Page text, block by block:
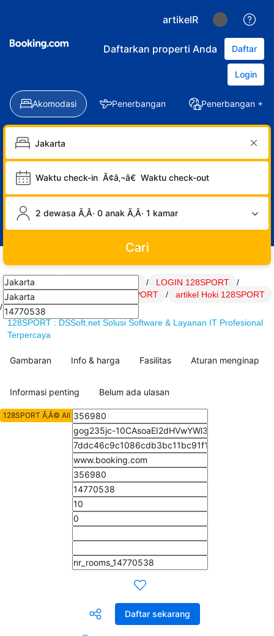
artikelR
Daftarkan properti Anda Daftar
Login
Akomodasi Penerbangan Penerbangan +
Waktu check-in Ã¢â‚¬â€ Waktu check-out
2 dewasa Ã‚Â· 0 anak Ã‚Â· 1 kamar
Cari
128SPORT / LOGIN 128SPORT
/
Link 128SPORT
SITUS 128SPORT /
artikel Hoki 128SPORT
/
128SPORT : DSSoft.net Solusi Software & Layanan IT Profesional
Terpercaya
Gambaran Info & harga Fasilitas Aturan menginap
Informasi penting Belum ada ulasan
Daftar sekarang
128SPORT Ã‚Â© All Rights Reserved